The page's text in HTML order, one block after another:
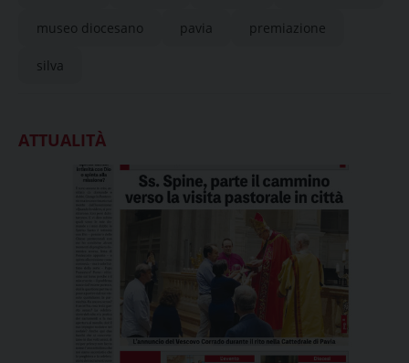
museo diocesano pavia premiazione
silva
ATTUALITÀ